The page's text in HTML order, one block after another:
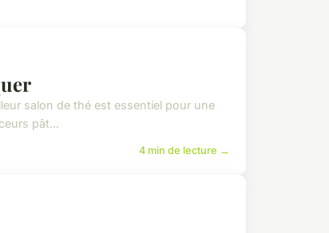
salon de thé est essentiel pour une
pât...
4 min de lecture →